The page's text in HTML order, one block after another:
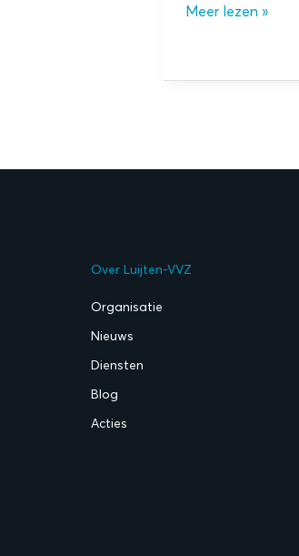
In
Meer lezen »
Over Luijten-VVZ
Organisatie
Nieuws
Diensten
Blog
Acties